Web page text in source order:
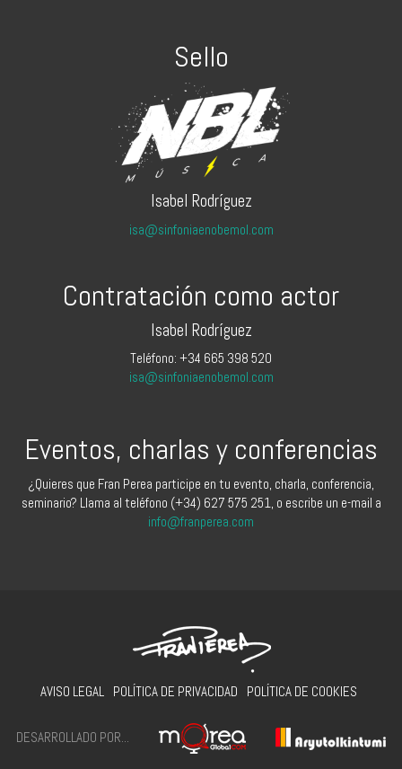
Sello
Isabel Rodríguez
isa@sinfoniaenobemol.com
Contratación como actor
Isabel Rodríguez
Teléfono: +34 665 398 520
isa@sinfoniaenobemol.com
Eventos, charlas y conferencias
¿Quieres que Fran Perea participe en tu evento, charla, conferencia,
seminario? Llama al teléfono (+34) 627 575 251, o escribe un e-mail a
info@franperea.com
AVISO LEGAL POLÍTICA DE PRIVACIDAD POLÍTICA DE COOKIES
DESARROLLADO POR...